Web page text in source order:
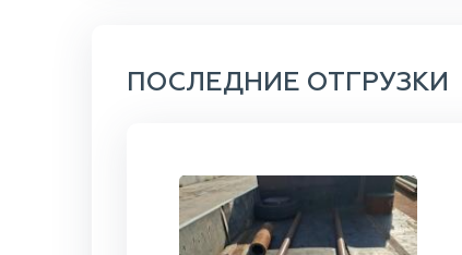
ПОСЛЕДНИЕ ОТГРУЗКИ